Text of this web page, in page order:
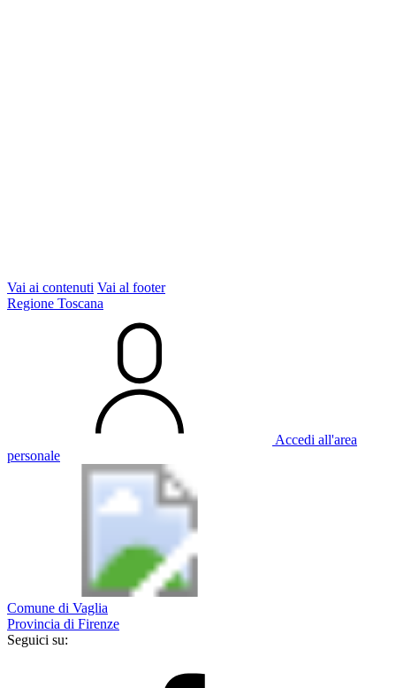
Vai ai contenuti Vai al footer
Regione Toscana
Accedi all'area
personale
Comune di Vaglia
Provincia di Firenze
Seguici su: